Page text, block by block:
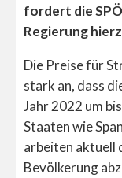
fordert die
Regierung
Die Preise für
stark an, dass
Jahr 2022 um
Staaten wie
arbeiten aktuell
Bevölkerung